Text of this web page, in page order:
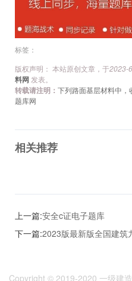
标签：
版权声明： 本站原创文章，于2023-
料网 发表。
转载请注明： 下列路面基层材料中，
题库网
相关推荐
上一篇:安全c证电子题库
下一篇:2023版最新版全国建筑
Copyright © 2019-2020 一级建